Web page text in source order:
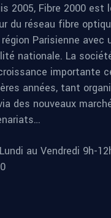
2005, Fibre 2000 est
du réseau fibre
Parisienne avec
nationale. La
importante
années, tant
des nouveaux
Lundi au Vendredi 9h-